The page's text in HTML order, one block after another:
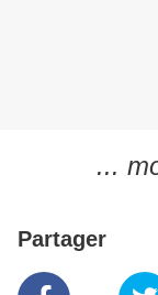
...
Partager